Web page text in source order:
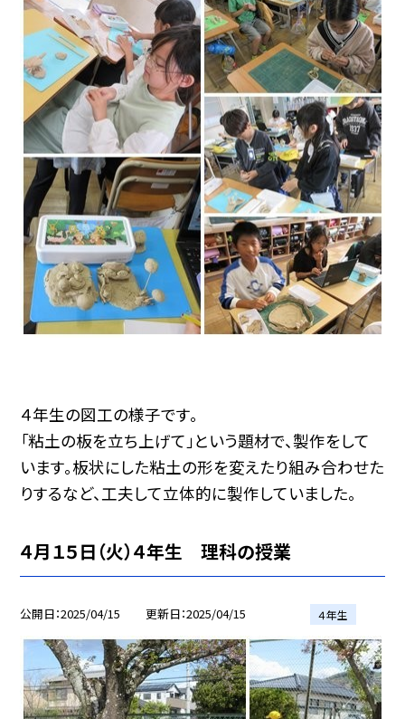
４年生の図工の様子です。
「粘土の板を立ち上げて」という題材で、製作をして
います。板状にした粘土の形を変えたり組み合わせた
りするなど、工夫して立体的に製作していました。
４月１５日（火）４年生 理科の授業
公開日 2025/04/15 更新日 2025/04/15 ４年生